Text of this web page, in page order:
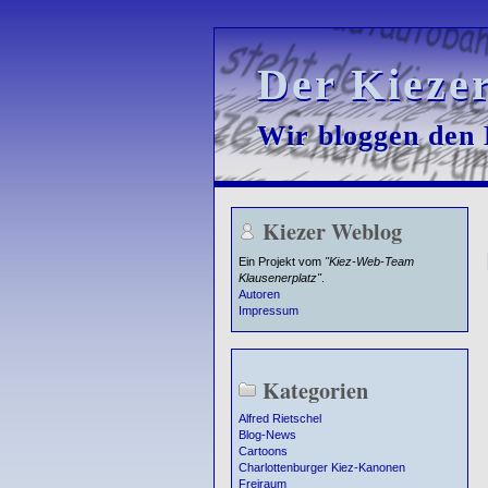
Der
Der
Wir bloggen den
Wir bloggen den
Kiezer Weblog
Ein Projekt vom "Kiez-Web-Team
Klausenerplatz".
Autoren
Impressum
Kategorien
Alfred Rietschel
Blog-News
Cartoons
Charlottenburger Kiez-Kanonen
Freiraum